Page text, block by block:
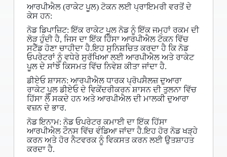
ਆਰਪੀਐਲ (ਰਾਕੇਟ ਪੂਲ) ਟੋਕਨ ਲਈ ਪ੍ਰਾਇਮਰੀ ਵਰਤੋਂ ਦੇ
ਕੇਸ ਹਨ:
ਨੋਡ ਡਿਪਾਜ਼ਿਟ: ਇੱਕ ਰਾਕੇਟ ਪੂਲ ਨੋਡ ਨੂੰ ਇੱਕ ਜਮ੍ਹਾਂ ਰਕਮ ਦੀ
ਲੋੜ ਹੁੰਦੀ ਹੈ, ਜਿਸ ਦਾ ਇੱਕ ਹਿੱਸਾ ਆਰਪੀਐਲ ਟੋਕਨ ਵਿੱਚ
ਸਟੈੱਡ ਹੋਣਾ ਚਾਹੀਦਾ ਹੈ.ਇਹ ਸੁਨਿਸ਼ਚਿਤ ਕਰਦਾ ਹੈ ਕਿ ਨੋਡ
ਓਪਰੇਟਰਾਂ ਨੂੰ ਵਧੇਰੇ ਸੁਰੱਖਿਆ ਲਈ ਆਰਪੀਐਲ ਅਤੇ ਰਾਕੇਟ
ਪੂਲ ਦੇ ਸਾਂਝੇ ਕਿਸਮਤ ਵਿੱਚ ਨਿਵੇਸ਼ ਕੀਤਾ ਜਾਂਦਾ ਹੈ.
ਡੀਏਓ ਸ਼ਾਸਨ: ਆਰਪੀਐਲ ਧਾਰਕ ਪ੍ਰੋਪਸੈਲਜ਼ ਦੁਆਰਾ
ਰਾਕੇਟ ਪੂਲ ਡੀਏਓ ਦੇ ਵਿਕੇਂਦਰੀਕਰਨ ਸ਼ਾਸਨ ਦੀ ਤੁਲਨਾ ਵਿੱਚ
ਹਿੱਸਾ ਲੈ ਸਕਦੇ ਹਨ ਅਤੇ ਆਰਪੀਐਲ ਦੀ ਮਾਲਕੀ ਦੁਆਰਾ
ਵਜ਼ਨ ਦੇ ਭਾਰ.
ਨੋਡ ਇਨਾਮ: ਨੋਡ ਓਪਰੇਟਰ ਕਮਾਈ ਦਾ ਇੱਕ ਹਿੱਸਾ
ਆਰਪੀਐਲ ਟੌਨਸ ਵਿੱਚ ਵੰਡਿਆ ਜਾਂਦਾ ਹੈ.ਇਹ ਹੋਰ ਨੋਡ ਖੜ੍ਹੇ
ਕਰਨ ਅਤੇ ਹੋਰ ਨੈਟਵਰਕ ਨੂੰ ਵਿਕਸਤ ਕਰਨ ਲਈ ਉਤਸ਼ਾਹਤ
ਕਰਦਾ ਹੈ.